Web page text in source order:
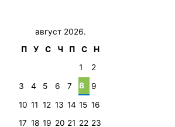
август 2026.
П
У С Ч П С
Н
1
2
3
4 5 6 7 8
9
10 11 12 13 14 15 16
17 18 19 20 21 22 23